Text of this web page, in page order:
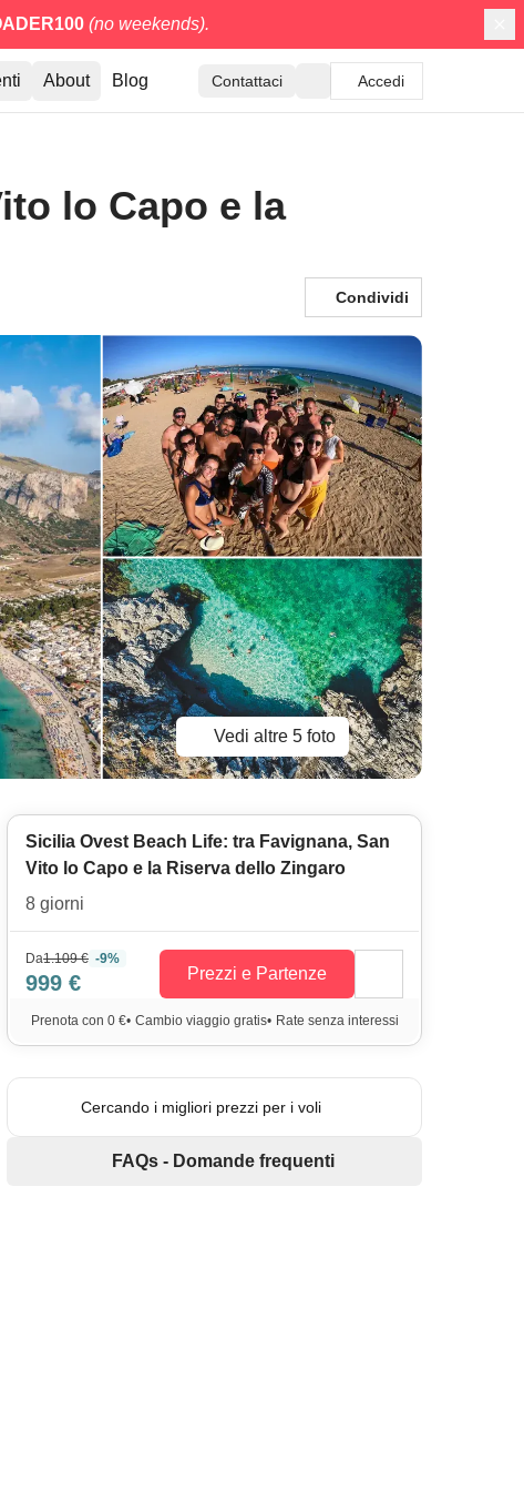
(no weekends).
About Blog Contattaci Accedi
lo Capo e la
Condividi
Vedi altre 5 foto
Sicilia Ovest Beach Life: tra Favignana, San
Vito lo Capo e la Riserva dello Zingaro
8 giorni
Da1.109 € -9%
999 € Prezzi e Partenze
Prenota con 0 €• Cambio viaggio gratis• Rate senza interessi
Cercando i migliori prezzi per i voli
FAQs - Domande frequenti